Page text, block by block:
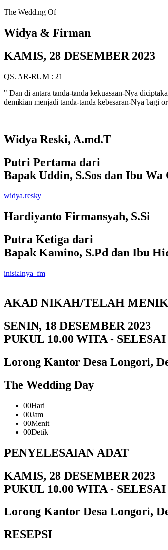
The Wedding Of
Widya & Firman
KAMIS, 28 DESEMBER 2023
QS. AR-RUM : 21
" Dan di antara tanda-tanda kekuasaan-Nya
demikian menjadi tanda-tanda kebesaran-Nya bagi
Widya Reski, A.md.T
Putri Pertama dari
Bapak Uddin, S.Sos dan Ibu
widya.resky
Hardiyanto Firmansyah, S.Si
Putra Ketiga dari
Bapak Kamino, S.Pd dan Ibu
inisialnya_fm
AKAD NIKAH/TELAH
SENIN, 18 DESEMBER 2023
PUKUL 10.00 WITA - SELESAI
Lorong Kantor Desa Longori,
The Wedding Day
00Hari
00Jam
00Menit
00Detik
PENYELESAIAN ADAT
KAMIS, 28 DESEMBER 2023
PUKUL 10.00 WITA - SELESAI
Lorong Kantor Desa Longori,
RESEPSI